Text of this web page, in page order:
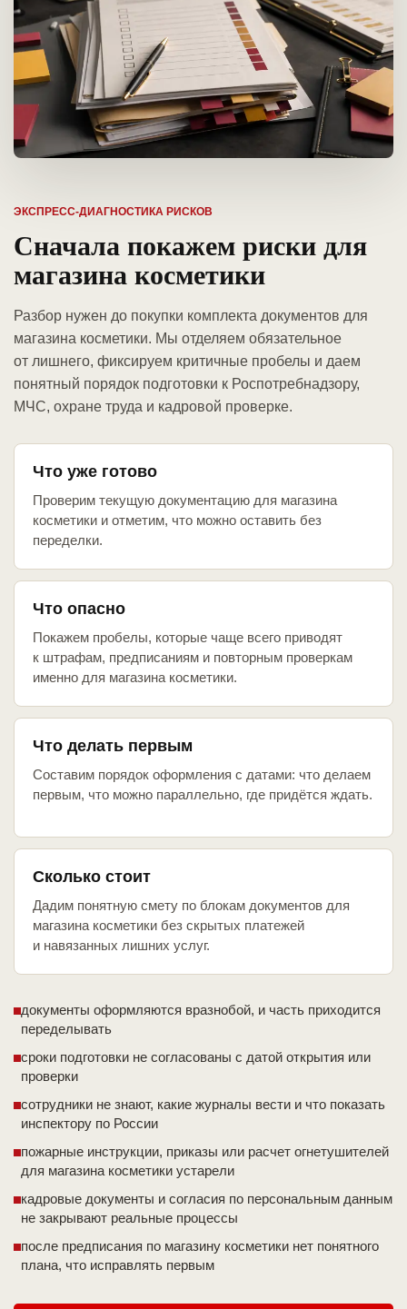
ЭКСПРЕСС-ДИАГНОСТИКА РИСКОВ
Сначала покажем риски для
магазина косметики
Разбор нужен до покупки комплекта документов для
магазина косметики. Мы отделяем обязательное
от лишнего, фиксируем критичные пробелы и даем
понятный порядок подготовки к Роспотребнадзору,
МЧС, охране труда и кадровой проверке.
Что уже готово
Проверим текущую документацию для магазина
косметики и отметим, что можно оставить без
переделки.
Что опасно
Покажем пробелы, которые чаще всего приводят
к штрафам, предписаниям и повторным проверкам
именно для магазина косметики.
Что делать первым
Составим порядок оформления с датами: что делаем
первым, что можно параллельно, где придётся ждать.
Сколько стоит
Дадим понятную смету по блокам документов для
магазина косметики без скрытых платежей
и навязанных лишних услуг.
документы оформляются вразнобой, и часть приходится
переделывать
сроки подготовки не согласованы с датой открытия или
проверки
сотрудники не знают, какие журналы вести и что показать
инспектору по России
пожарные инструкции, приказы или расчет огнетушителей
для магазина косметики устарели
кадровые документы и согласия по персональным данным
не закрывают реальные процессы
после предписания по магазину косметики нет понятного
плана, что исправлять первым